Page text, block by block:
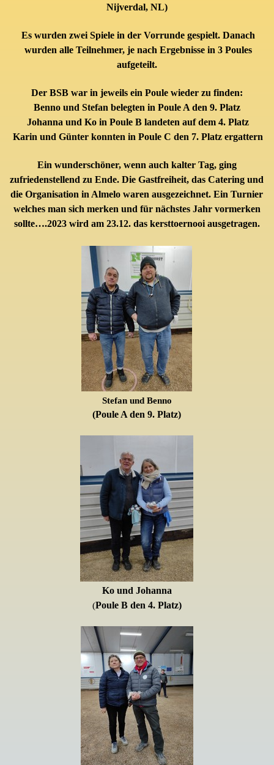
Nijverdal, NL)
Es wurden zwei Spiele in der Vorrunde gespielt. Danach
wurden alle Teilnehmer, je nach Ergebnisse in 3 Poules
aufgeteilt.
Der BSB war in jeweils ein Poule wieder zu finden:
Benno und Stefan belegten in Poule A den 9. Platz
Johanna und Ko in Poule B landeten auf dem 4. Platz
Karin und Günter konnten in Poule C den 7. Platz ergattern
Ein wunderschöner, wenn auch kalter Tag, ging
zufriedenstellend zu Ende. Die Gastfreiheit, das Catering und
die Organisation in Almelo waren ausgezeichnet. Ein Turnier
welches man sich merken und für nächstes Jahr vormerken
sollte….2023 wird am 23.12. das kersttoernooi ausgetragen.
Stefan und Benno
(Poule A den 9. Platz)
Ko und Johanna
(Poule B den 4. Platz)